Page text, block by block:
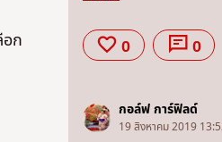
อก
0 0
กอล์ฟ การ์ฟิลด์
19 สิงหาคม 2019